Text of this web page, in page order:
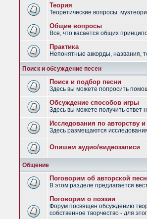
Теория
Теоретические вопросы:
Общие вопросы
Все, что касается общих
Практика
Непонятные аккорды, названия,
Поиск и обсуждение песен
Поиск и подбор песни
Здесь вы можете попросить
Обсуждение способов игры
Здесь вы можете получить ответ
Исследования по авторству
Здесь размещаются
Опишем аудио/видеозаписи
Общение
Поговорим об авторской
В этом разделе предлагается
Поговорим о поэзии
Форум посвящен обсуждению
собственное творчество - для